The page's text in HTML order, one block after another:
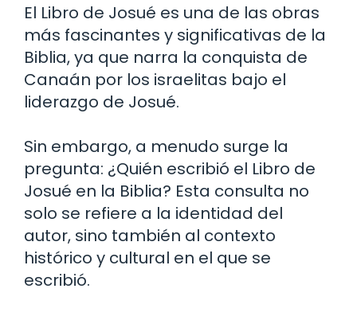
El Libro de Josué es una de las obras
más fascinantes y significativas de la
Biblia, ya que narra la conquista de
Canaán por los israelitas bajo el
liderazgo de Josué.
Sin embargo, a menudo surge la
pregunta: ¿Quién escribió el Libro de
Josué en la Biblia? Esta consulta no
solo se refiere a la identidad del
autor, sino también al contexto
histórico y cultural en el que se
escribió.